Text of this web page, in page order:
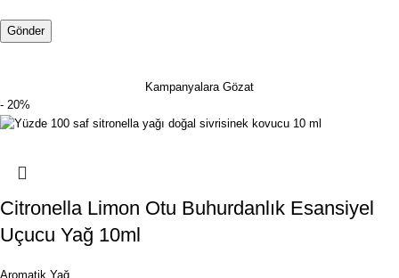
Kampanyalara Gözat
- 20%
Citronella Limon Otu Buhurdanlık Esansiyel
Uçucu Yağ 10ml
Aromatik Yağ